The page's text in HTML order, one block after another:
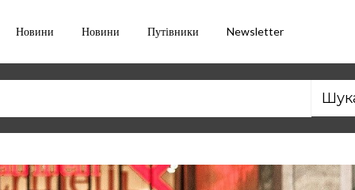
Новини Новини Путівники Newsletter